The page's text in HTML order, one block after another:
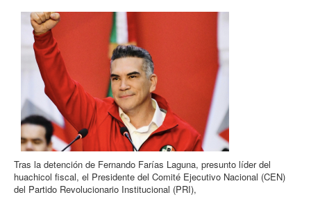
Tras la detención de Fernando Farías Laguna, presunto líder del
huachicol fiscal, el Presidente del Comité Ejecutivo Nacional (CEN)
del Partido Revolucionario Institucional (PRI),